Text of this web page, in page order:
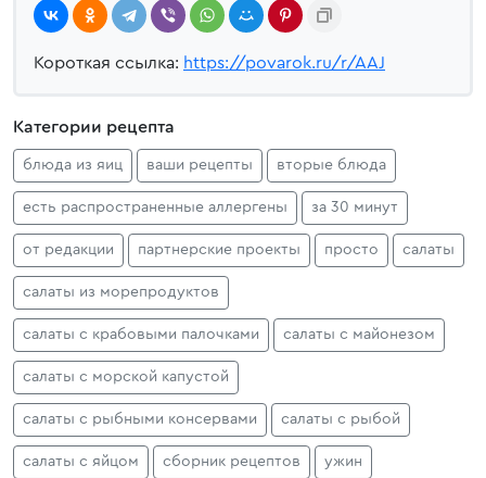
Короткая ссылка: https://povarok.ru/r/AAJ
Категории рецепта
блюда из яиц ваши рецепты вторые блюда
есть распространенные аллергены за 30 минут
от редакции партнерские проекты просто салаты
салаты из морепродуктов
салаты с крабовыми палочками салаты с майонезом
салаты с морской капустой
салаты с рыбными консервами салаты с рыбой
салаты с яйцом сборник рецептов ужин